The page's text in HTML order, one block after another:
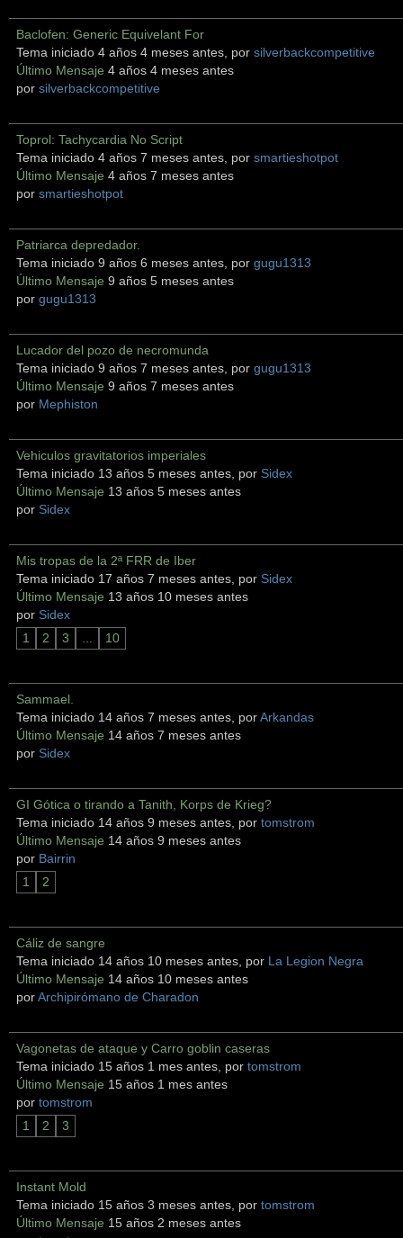
Baclofen: Generic Equivelant For
Tema iniciado 4 años 4 meses antes, por silverbackcompetitive
Último Mensaje 4 años 4 meses antes
por silverbackcompetitive
Toprol: Tachycardia No Script
Tema iniciado 4 años 7 meses antes, por smartieshotpot
Último Mensaje 4 años 7 meses antes
por smartieshotpot
Patriarca depredador.
Tema iniciado 9 años 6 meses antes, por gugu1313
Último Mensaje 9 años 5 meses antes
por gugu1313
Lucador del pozo de necromunda
Tema iniciado 9 años 7 meses antes, por gugu1313
Último Mensaje 9 años 7 meses antes
por Mephiston
Vehiculos gravitatorios imperiales
Tema iniciado 13 años 5 meses antes, por Sidex
Último Mensaje 13 años 5 meses antes
por Sidex
Mis tropas de la 2ª FRR de Iber
Tema iniciado 17 años 7 meses antes, por Sidex
Último Mensaje 13 años 10 meses antes
por Sidex
1
2 3 ... 10
Sammael.
Tema iniciado 14 años 7 meses antes, por Arkandas
Último Mensaje 14 años 7 meses antes
por Sidex
GI Gótica o tirando a Tanith, Korps de Krieg?
Tema iniciado 14 años 9 meses antes, por tomstrom
Último Mensaje 14 años 9 meses antes
por Bairrin
1
2
Cáliz de sangre
Tema iniciado 14 años 10 meses antes, por La Legion Negra
Último Mensaje 14 años 10 meses antes
por Archipirómano de Charadon
Vagonetas de ataque y Carro goblin caseras
Tema iniciado 15 años 1 mes antes, por tomstrom
Último Mensaje 15 años 1 mes antes
por tomstrom
1
2 3
Instant Mold
Tema iniciado 15 años 3 meses antes, por tomstrom
Último Mensaje 15 años 2 meses antes